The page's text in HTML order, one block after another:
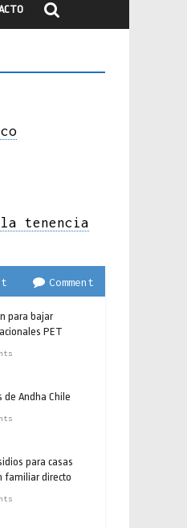
tenencia
Comment
para bajar
PET
Andha Chile
para casas
familiar directo